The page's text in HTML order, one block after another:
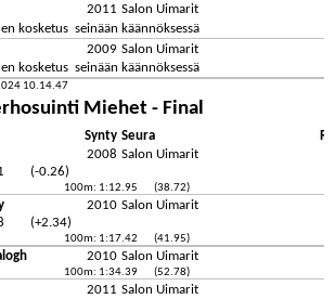
2011 Salon Uimarit
kosketus seinään käännöksessä
2009 Salon Uimarit
kosketus seinään käännöksessä
10.14.47
Miehet - Final
Synty Seura
2008 Salon Uimarit
(-0.26)
100m: 1:12.95 (38.72)
2010 Salon Uimarit
(+2.34)
100m: 1:17.42 (41.95)
2010 Salon Uimarit
100m: 1:34.39 (52.78)
2011 Salon Uimarit